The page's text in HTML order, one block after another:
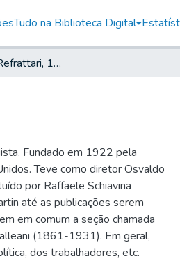
Tudo na Biblioteca Digital
L’Adunata dei Refrattari, 1966, v XLV, n 24
Fundado em 1922 pela
Teve como diretor Osvaldo
por Raffaele Schiavina
até as publicações serem
em comum a seção chamada
(1861-1931). Em geral,
dos trabalhadores, etc.